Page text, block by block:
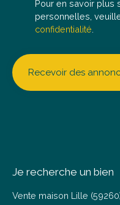
Pour en savoir plus
personnelles,
confidentialité
Recevoir des
Je recherche un bien
Vente maison Lille